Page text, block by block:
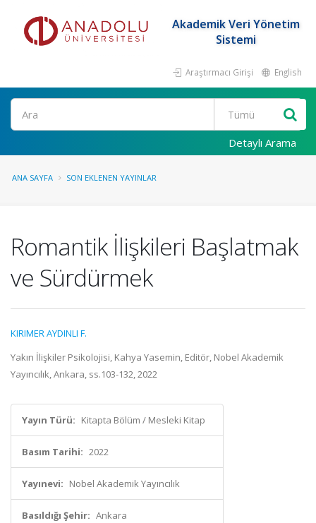
Akademik Veri Yönetim
Sistemi
Araştırmacı Girişi English
Ara
Detaylı Arama
ANA SAYFA SON EKLENEN YAYINLAR
Romantik İlişkileri Başlatmak
ve Sürdürmek
KIRIMER AYDINLI F.
Yakın İlişkiler Psikolojisi, Kahya Yasemin, Editör, Nobel Akademik
Yayıncılık, Ankara, ss.103-132, 2022
Yayın Türü: Kitapta Bölüm / Mesleki Kitap
Basım Tarihi: 2022
Yayınevi: Nobel Akademik Yayıncılık
Basıldığı Şehir: Ankara